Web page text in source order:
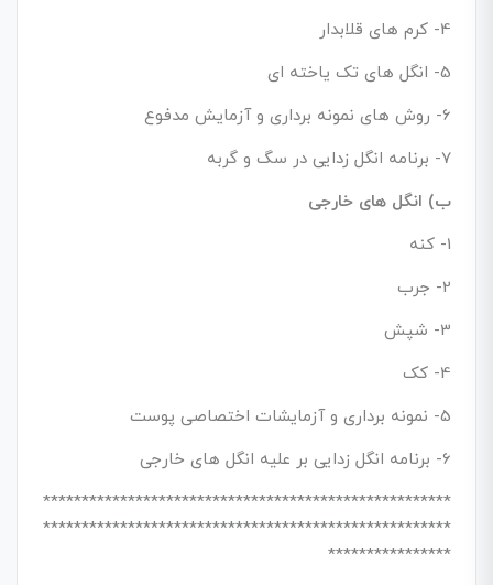
4- کرم های قلابدار
5- انگل های تک یاخته ای
6- روش های نمونه برداری و آزمایش مدفوع
7- برنامه انگل زدایی در سگ و گربه
ب) انگل های خارجی
1- کنه
2- جرب
3- شپش
4- کک
5- نمونه برداری و آزمایشات اختصاصی پوست
6- برنامه انگل زدایی بر علیه انگل های خارجی
*****************************************************
*****************************************************
****************